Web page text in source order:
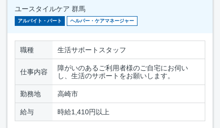
ユースタイルケア 群馬
アルバイト・パート ヘルパー・ケアマネージャー
職種 生活サポートスタッフ
仕事内容
障がいのあるご利用者様のご自宅にお伺い
し、生活のサポートをお願いします。
勤務地 高崎市
給与 時給1,410円以上